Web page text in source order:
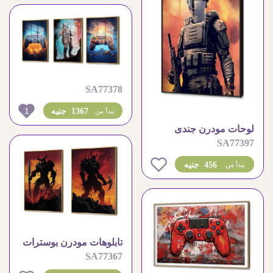
لوحات مودرن جندى
العاب الكترونية
SA77397
456 جنيه يبدأ من 0
SA77378
1367 جنيه يبدأ من 1
تابلوهات مودرن بوسترات
العاب الكترونيه خيال
SA77367